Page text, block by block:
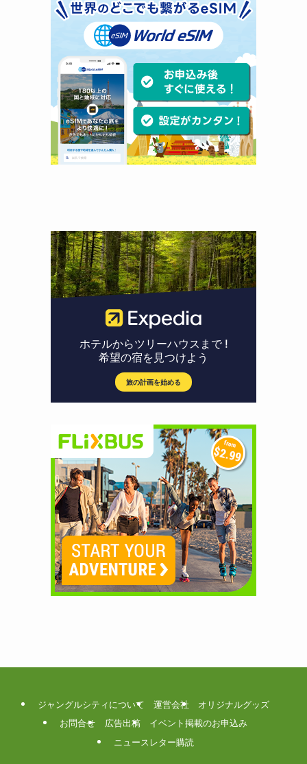
ジャングルシティについて 運営会社
オリジナルグッズ
お問合せ
広告出稿
イベント掲載のお申込み
ニュースレター購読